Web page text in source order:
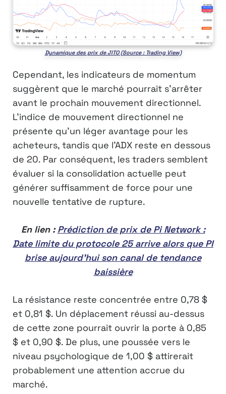
Dynamique des prix de JITO (Source : Trading View)
Cependant, les indicateurs de momentum
suggèrent que le marché pourrait s’arrêter
avant le prochain mouvement directionnel.
L’indice de mouvement directionnel ne
présente qu’un léger avantage pour les
acheteurs, tandis que l’ADX reste en dessous
de 20. Par conséquent, les traders semblent
évaluer si la consolidation actuelle peut
générer suffisamment de force pour une
nouvelle tentative de rupture.
En lien :Prédiction de prix de Pi Network :
Date limite du protocole 25 arrive alors que PI
brise aujourd’hui son canal de tendance
baissière
La résistance reste concentrée entre 0,78 $
et 0,81 $. Un déplacement réussi au-dessus
de cette zone pourrait ouvrir la porte à 0,85
$ et 0,90 $. De plus, une poussée vers le
niveau psychologique de 1,00 $ attirerait
probablement une attention accrue du
marché.